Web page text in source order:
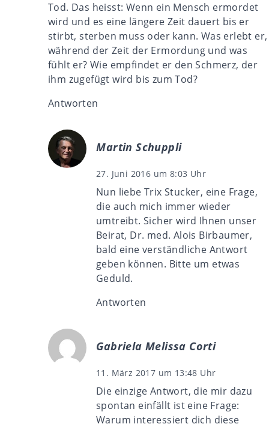
Tod. Das heisst: Wenn ein Mensch ermordet
wird und es eine längere Zeit dauert bis er
stirbt, sterben muss oder kann. Was erlebt er,
während der Zeit der Ermordung und was
fühlt er? Wie empfindet er den Schmerz, der
ihm zugefügt wird bis zum Tod?
Antworten
Martin Schuppli
27. Juni 2016 um 8:03 Uhr
Nun liebe Trix Stucker, eine Frage,
die auch mich immer wieder
umtreibt. Sicher wird Ihnen unser
Beirat, Dr. med. Alois Birbaumer,
bald eine verständliche Antwort
geben können. Bitte um etwas
Geduld.
Antworten
Gabriela Melissa Corti
11. März 2017 um 13:48 Uhr
Die einzige Antwort, die mir dazu
spontan einfällt ist eine Frage:
Warum interessiert dich diese